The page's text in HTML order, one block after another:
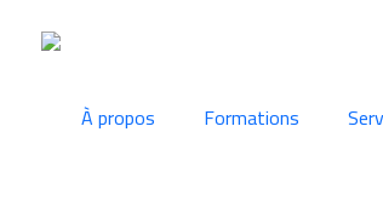
À propos Formations